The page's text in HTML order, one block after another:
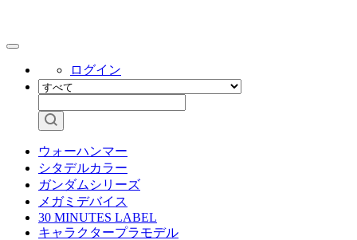
ログイン
ウォーハンマー
シタデルカラー
ガンダムシリーズ
メガミデバイス
30 MINUTES LABEL
キャラクタープラモデル